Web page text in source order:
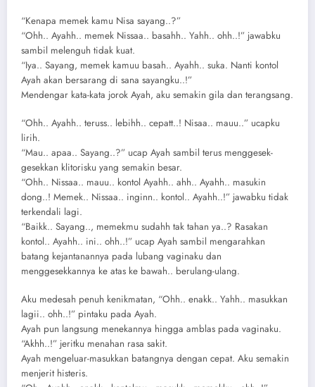
“Kenapa memek kamu Nisa sayang..?”
“Ohh.. Ayahh.. memek Nissaa.. basahh.. Yahh.. ohh..!” jawabku
sambil melenguh tidak kuat.
“Iya.. Sayang, memek kamuu basah.. Ayahh.. suka. Nanti kontol
Ayah akan bersarang di sana sayangku..!”
Mendengar kata-kata jorok Ayah, aku semakin gila dan terangsang.
“Ohh.. Ayahh.. teruss.. lebihh.. cepatt..! Nisaa.. mauu..” ucapku
lirih.
“Mau.. apaa.. Sayang..?” ucap Ayah sambil terus menggesek-
gesekkan klitorisku yang semakin besar.
“Ohh.. Nissaa.. mauu.. kontol Ayahh.. ahh.. Ayahh.. masukin
dong..! Memek.. Nissaa.. inginn.. kontol.. Ayahh..!” jawabku tidak
terkendali lagi.
“Baikk.. Sayang.., memekmu sudahh tak tahan ya..? Rasakan
kontol.. Ayahh.. ini.. ohh..!” ucap Ayah sambil mengarahkan
batang kejantanannya pada lubang vaginaku dan
menggesekkannya ke atas ke bawah.. berulang-ulang.
Aku medesah penuh kenikmatan, “Ohh.. enakk.. Yahh.. masukkan
lagii.. ohh..!” pintaku pada Ayah.
Ayah pun langsung menekannya hingga amblas pada vaginaku.
“Akhh..!” jeritku menahan rasa sakit.
Ayah mengeluar-masukkan batangnya dengan cepat. Aku semakin
menjerit histeris.